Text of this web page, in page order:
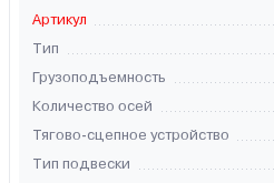
Артикул
Тип
Грузоподъемность
Количество осей
Тягово-сцепное устройство
Тип подвески